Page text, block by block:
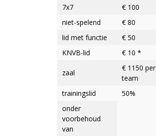
7x7
€ 100
niet-spelend
€ 80
lid met functie
€ 50
KNVB-lid
€ 10 *
zaal
€ 1150 per
team
trainingslid
50%
onder
voorbehoud
van